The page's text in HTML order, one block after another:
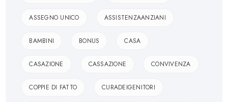
ASSEGNO UNICO ASSISTENZAANZIANI
BAMBINI BONUS CASA
CASAZIONE CASSAZIONE CONVIVENZA
COPPIE DI FATTO CURADEIGENITORI